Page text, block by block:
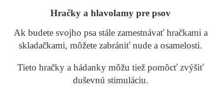
Hračky a hlavolamy pre psov
Ak budete svojho psa stále zamestnávať hračkami a
skladačkami, môžete zabrániť nude a osamelosti.
Tieto hračky a hádanky môžu tiež pomôcť zvýšiť
duševnú stimuláciu.